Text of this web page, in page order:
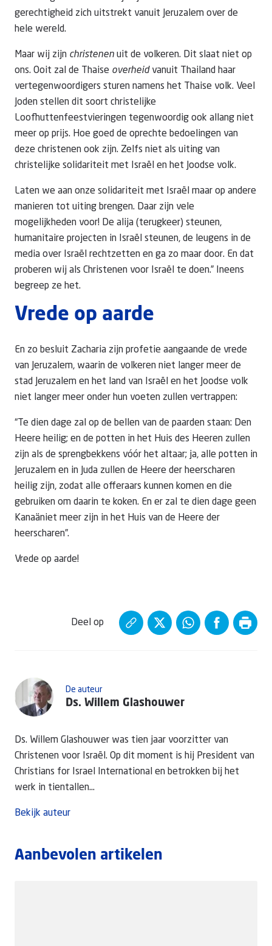
gerechtigheid zich uitstrekt vanuit Jeruzalem over de
hele wereld.
Maar wij zijn christenen uit de volkeren. Dit slaat niet op
ons. Ooit zal de Thaise overheidvanuit Thailand haar
vertegenwoordigers sturen namens het Thaise volk. Veel
Joden stellen dit soort christelijke
Loofhuttenfeestvieringen tegenwoordig ook allang niet
meer op prijs. Hoe goed de oprechte bedoelingen van
deze christenen ook zijn. Zelfs niet als uiting van
christelijke solidariteit met Israël en het Joodse volk.
Laten we aan onze solidariteit met Israël maar op andere
manieren tot uiting brengen. Daar zijn vele
mogelijkheden voor! De alija (terugkeer) steunen,
humanitaire projecten in Israël steunen, de leugens in de
media over Israël rechtzetten en ga zo maar door. En dat
proberen wij als Christenen voor Israël te doen.” Ineens
begreep ze het.
Vrede op aarde
En zo besluit Zacharia zijn profetie aangaande de vrede
van Jeruzalem, waarin de volkeren niet langer meer de
stad Jeruzalem en het land van Israël en het Joodse volk
niet langer meer onder hun voeten zullen vertrappen:
“Te dien dage zal op de bellen van de paarden staan: Den
Heere heilig; en de potten in het Huis des Heeren zullen
zijn als de sprengbekkens vóór het altaar; ja, alle potten in
Jeruzalem en in Juda zullen de Heere der heerscharen
heilig zijn, zodat alle offeraars kunnen komen en die
gebruiken om daarin te koken. En er zal te dien dage geen
Kanaäniet meer zijn in het Huis van de Heere der
heerscharen”.
Vrede op aarde!
De auteur
Ds. Willem Glashouwer
Ds. Willem Glashouwer was tien jaar voorzitter van
Christenen voor Israël. Op dit moment is hij President van
Christians for Israel International en betrokken bij het
werk in tientallen...
Bekijk auteur
Deel op
Aanbevolen artikelen